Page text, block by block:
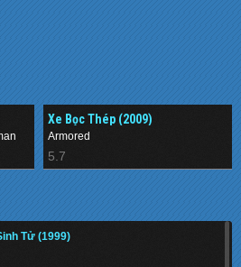
Xe Bọc Thép (2009)
Armored
5.7
Tử (1999)